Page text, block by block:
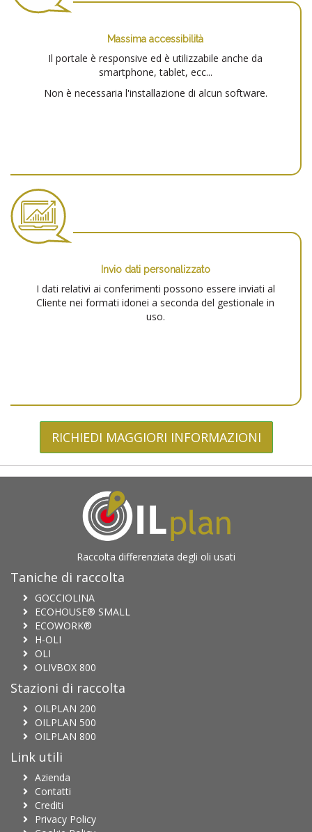
Massima accessibilità
Il portale è responsive ed è utilizzabile anche da
smartphone, tablet, ecc...
Non è necessaria l'installazione di alcun software.
Invio dati personalizzato
I dati relativi ai conferimenti possono essere inviati al
Cliente nei formati idonei a seconda del gestionale in
uso.
RICHIEDI MAGGIORI INFORMAZIONI
Raccolta differenziata degli oli usati
Taniche di raccolta
GOCCIOLINA
ECOHOUSE® SMALL
ECOWORK®
H-OLI
OLI
OLIVBOX 800
Stazioni di raccolta
OILPLAN 200
OILPLAN 500
OILPLAN 800
Link utili
Azienda
Contatti
Crediti
Privacy Policy